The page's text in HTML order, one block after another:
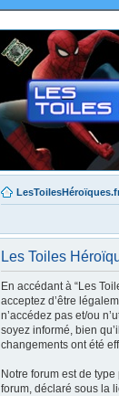
Les Toiles
En accédant à “Les
acceptez d’être
n’accédez pas et/ou
soyez informé, bien
changements ont été
Notre forum est de type
forum, déclaré sous la